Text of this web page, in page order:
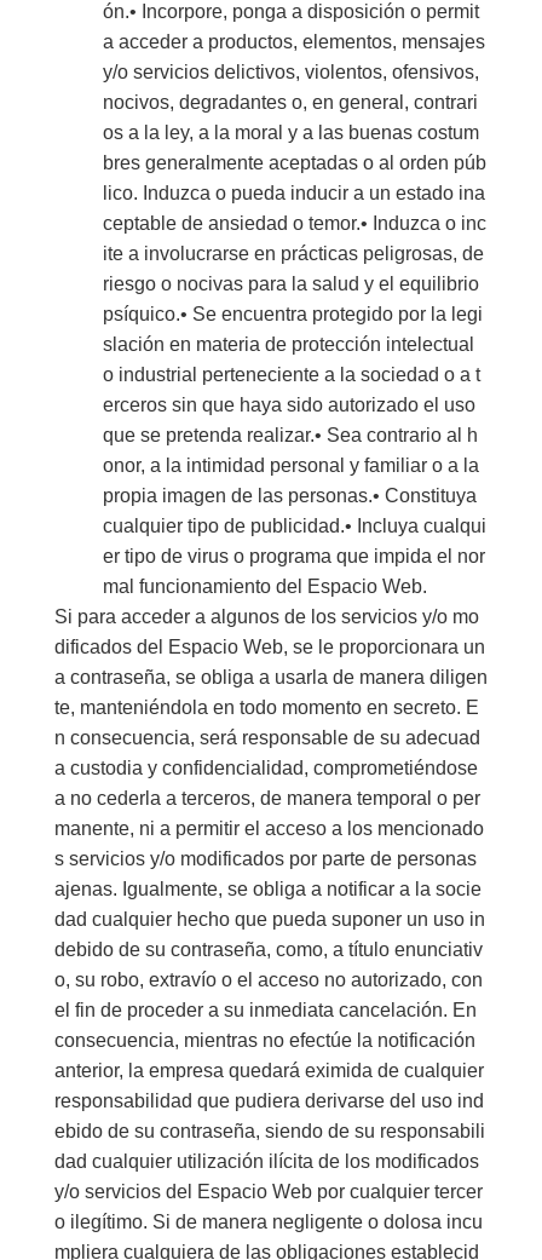
ón.• Incorpore, ponga a disposición o permit
a acceder a productos, elementos, mensajes
y/o servicios delictivos, violentos, ofensivos,
nocivos, degradantes o, en general, contrari
os a la ley, a la moral y a las buenas costum
bres generalmente aceptadas o al orden púb
lico. Induzca o pueda inducir a un estado ina
ceptable de ansiedad o temor.• Induzca o inc
ite a involucrarse en prácticas peligrosas, de
riesgo o nocivas para la salud y el equilibrio
psíquico.• Se encuentra protegido por la legi
slación en materia de protección intelectual
o industrial perteneciente a la sociedad o a t
erceros sin que haya sido autorizado el uso
que se pretenda realizar.• Sea contrario al h
onor, a la intimidad personal y familiar o a la
propia imagen de las personas.• Constituya
cualquier tipo de publicidad.• Incluya cualqui
er tipo de virus o programa que impida el nor
mal funcionamiento del Espacio Web.
Si para acceder a algunos de los servicios y/o mo
dificados del Espacio Web, se le proporcionara un
a contraseña, se obliga a usarla de manera diligen
te, manteniéndola en todo momento en secreto. E
n consecuencia, será responsable de su adecuad
a custodia y confidencialidad, comprometiéndose
a no cederla a terceros, de manera temporal o per
manente, ni a permitir el acceso a los mencionado
s servicios y/o modificados por parte de personas
ajenas. Igualmente, se obliga a notificar a la socie
dad cualquier hecho que pueda suponer un uso in
debido de su contraseña, como, a título enunciativ
o, su robo, extravío o el acceso no autorizado, con
el fin de proceder a su inmediata cancelación. En
consecuencia, mientras no efectúe la notificación
anterior, la empresa quedará eximida de cualquier
responsabilidad que pudiera derivarse del uso ind
ebido de su contraseña, siendo de su responsabili
dad cualquier utilización ilícita de los modificados
y/o servicios del Espacio Web por cualquier tercer
o ilegítimo. Si de manera negligente o dolosa incu
mpliera cualquiera de las obligaciones establecid